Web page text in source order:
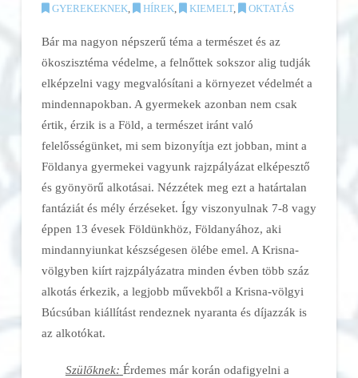
GYEREKEKNEK, HÍREK, KIEMELT, OKTATÁS
Bár ma nagyon népszerű téma a természet és az
ökoszisztéma védelme, a felnőttek sokszor alig tudják
elképzelni vagy megvalósítani a környezet védelmét a
mindennapokban. A gyermekek azonban nem csak
értik, érzik is a Föld, a természet iránt való
felelősségünket, mi sem bizonyítja ezt jobban, mint a
Földanya gyermekei vagyunk rajzpályázat elképesztő
és gyönyörű alkotásai. Nézzétek meg ezt a határtalan
fantáziát és mély érzéseket. Így viszonyulnak 7-8 vagy
éppen 13 évesek Földünkhöz, Földanyához, aki
mindannyiunkat készségesen ölébe emel. A Krisna-
völgyben kiírt rajzpályázatra minden évben több száz
alkotás érkezik, a legjobb művekből a Krisna-völgyi
Búcsúban kiállítást rendeznek nyaranta és díjazzák is
az alkotókat.
Szülőknek: Érdemes már korán odafigyelni a